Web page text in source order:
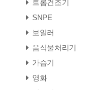
트롬건조기
SNPE
보일러
음식물처리기
가습기
영화